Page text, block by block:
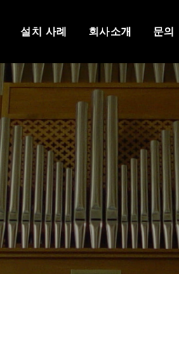
설치 사례 회사소개 문의